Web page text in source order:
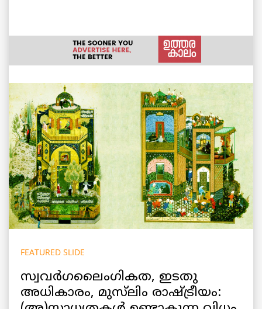
FEATURED SLIDE
സ്വവർഗലൈംഗികത, ഇടതു
അധികാരം, മുസ്‌ലിം രാഷ്ട്രീയം: